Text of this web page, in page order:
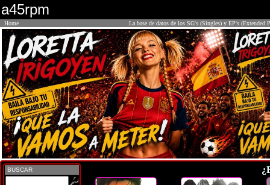
a45rpm
Home La base de datos de los SG's (Singles) y EP's (Extended
BUSCAR